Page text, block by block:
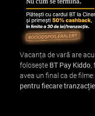
Vacanța de vară are
folosește BT Pay Kiddo,
avea un final ca de filme:
pentru fiecare